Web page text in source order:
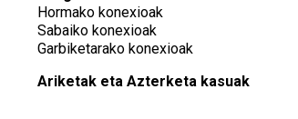
Hormako konexioak
Sabaiko konexioak
Garbiketarako konexioak
Ariketak eta Azterketa kasuak